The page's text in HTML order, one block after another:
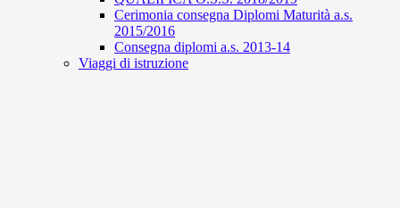
Cerimonia consegna Diplomi Maturità a.s.
2015/2016
Consegna diplomi a.s. 2013-14
Viaggi di istruzione